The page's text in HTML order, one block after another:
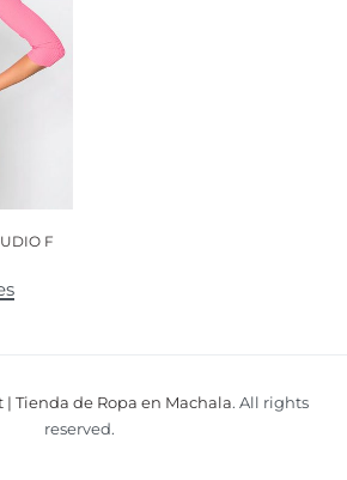
F
| Tienda de Ropa en Machala. All rights
reserved.